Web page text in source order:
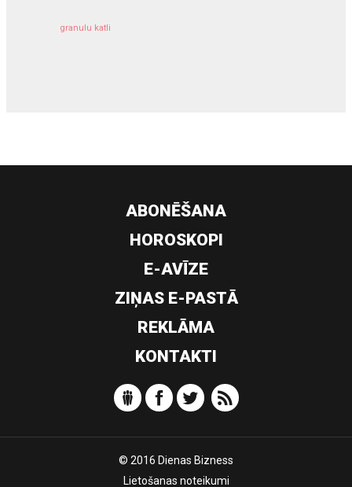
granulu katli
ABONĒŠANA
HOROSKOPI
E-AVĪZE
ZIŅAS E-PASTĀ
REKLĀMA
KONTAKTI
© 2016 Dienas Bizness
Lietošanas noteikumi